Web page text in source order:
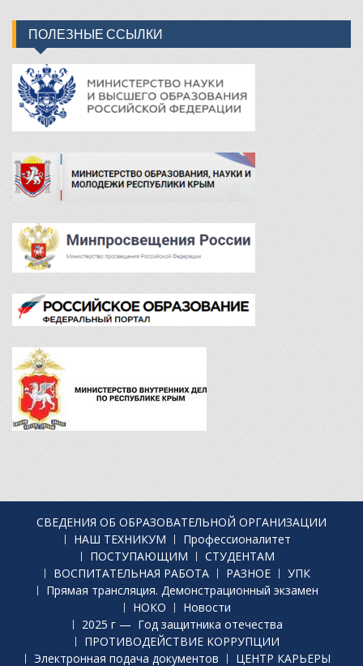
ПОЛЕЗНЫЕ ССЫЛКИ
СВЕДЕНИЯ ОБ ОБРАЗОВАТЕЛЬНОЙ ОРГАНИЗАЦИИ
НАШ ТЕХНИКУМ
Профессионалитет
ПОСТУПАЮЩИМ
СТУДЕНТАМ
ВОСПИТАТЕЛЬНАЯ РАБОТА
РАЗНОЕ
УПК
Прямая трансляция. Демонстрационный экзамен
НОКО
Новости
2025 г — Год защитника отечества
ПРОТИВОДЕЙСТВИЕ КОРРУПЦИИ
Электронная подача документов
ЦЕНТР КАРЬЕРЫ